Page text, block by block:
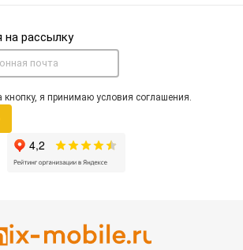
на рассылку
я принимаю условия соглашения.